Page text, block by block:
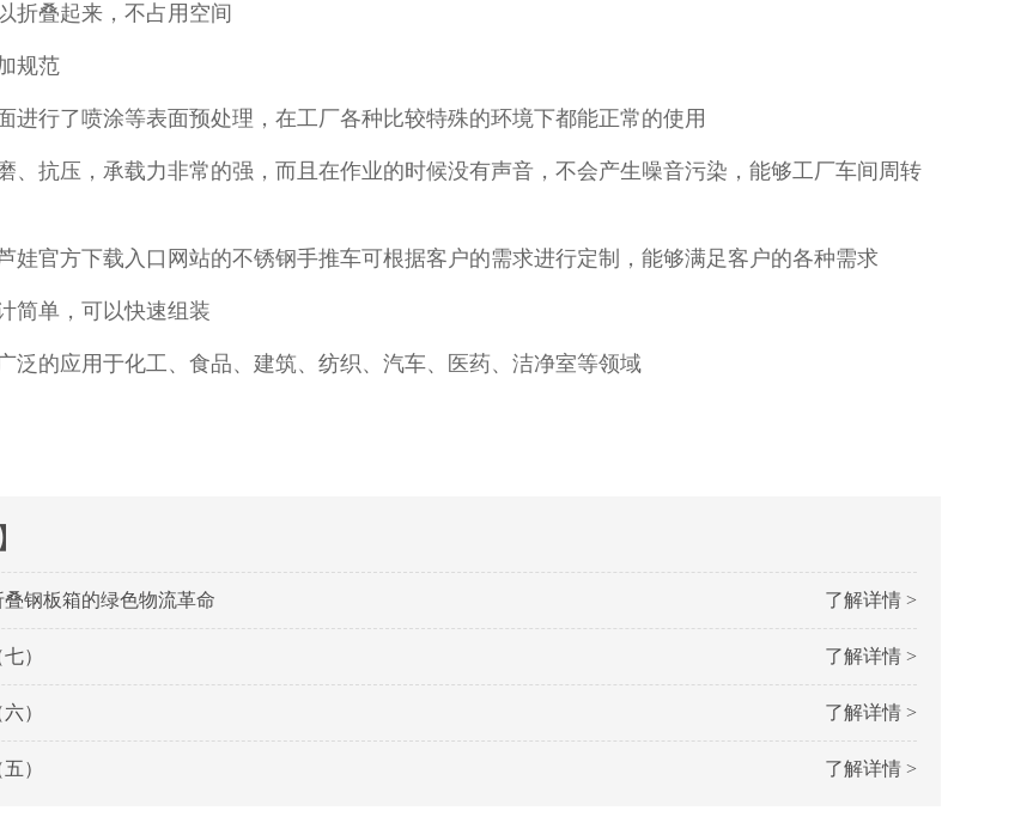
叠起来，不占用空间
规范
进行了喷涂等表面预处理，在工厂各种比较特殊的环境下都能正常的使用
抗压，承载力非常的强，而且在作业的时候没有声音，不会产生噪音污染，能够工厂车间周转
芦娃官方下载入口网站的不锈钢手推车可根据客户的需求进行定制，能够满足客户的各种需求
单，可以快速组装
的应用于化工、食品、建筑、纺织、汽车、医药、洁净室等领域
叠钢板箱的绿色物流革命 了解详情 >
） 了解详情 >
） 了解详情 >
） 了解详情 >